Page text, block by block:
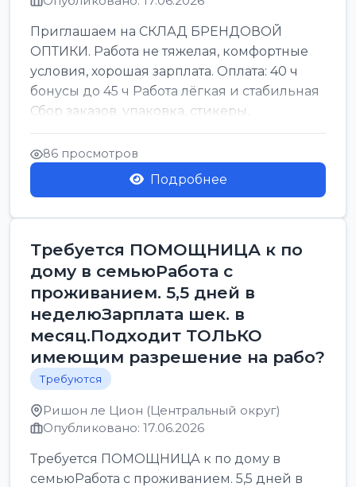
Приглашаем на СКЛАД БРЕНДОВОЙ
ОПТИКИ. Работа не тяжелая, комфортные
условия, хорошая зарплата. Оплата: 40 ч
бонусы до 45 ч Работа лёгкая и стабильная
Сбор заказов, упаковка, стикеры,
сортировка Воскре...
86 просмотров
Подробнее
Требуется ПОМОЩНИЦА к по
дому в семьюРабота с
проживанием. 5,5 дней в
неделюЗарплата шек. в
месяц.Подходит ТОЛЬКО
имеющим разрешение на рабо?
Требуются
Ришон ле Цион (Центральный округ)
Опубликовано: 17.06.2026
Требуется ПОМОЩНИЦА к по дому в
семьюРабота с проживанием. 5,5 дней в